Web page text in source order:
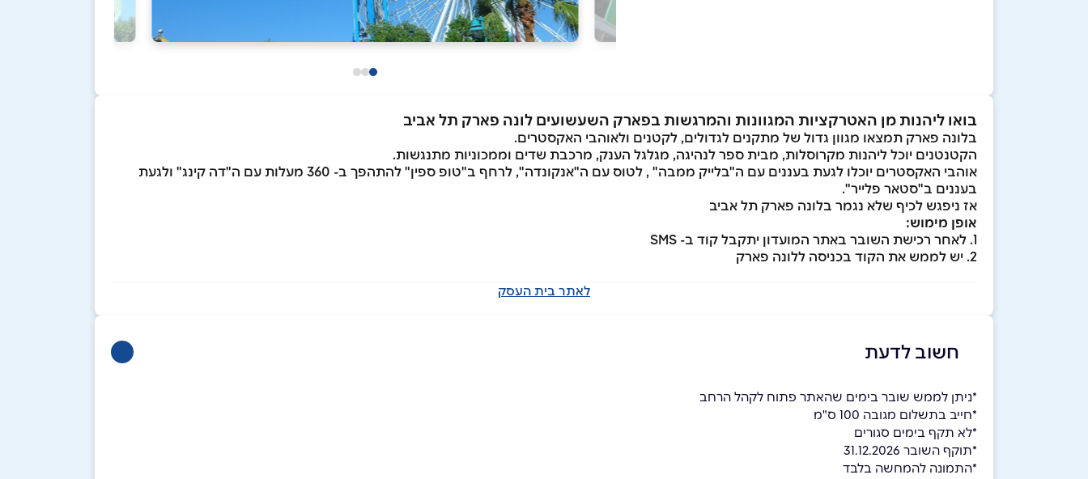
בואו ליהנות מן האטרקציות המגוונות והמרגשות בפארק השעשועים לונה פארק תל אביב
בלונה פארק תמצאו מגוון גדול של מתקנים לגדולים, לקטנים ולאוהבי האקסטרים.
הקטנטנים יוכל ליהנות מקרוסלות, מבית ספר לנהיגה, מגלגל הענק, מרכבת שדים וממכוניות מתנגשות.
אוהבי האקסטרים יוכלו לגעת בעננים עם ה"בלייק ממבה" , לטוס עם ה"אנקונדה", לרחף ב"טופ ספין" להתהפך ב- 360 מעלות עם ה"דה קינג" ולגעת
בעננים ב"סטאר פלייר".
אז ניפגש לכיף שלא נגמר בלונה פארק תל אביב
אופן מימוש:
1. לאחר רכישת השובר באתר המועדון יתקבל קוד ב- SMS
2. יש לממש את הקוד בכניסה ללונה פארק
לאתר בית העסק
חשוב לדעת
*ניתן לממש שובר בימים שהאתר פתוח לקהל הרחב
*חייב בתשלום מגובה 100 ס"מ
*לא תקף בימים סגורים
*תוקף השובר 31.12.2026
*התמונה להמחשה בלבד